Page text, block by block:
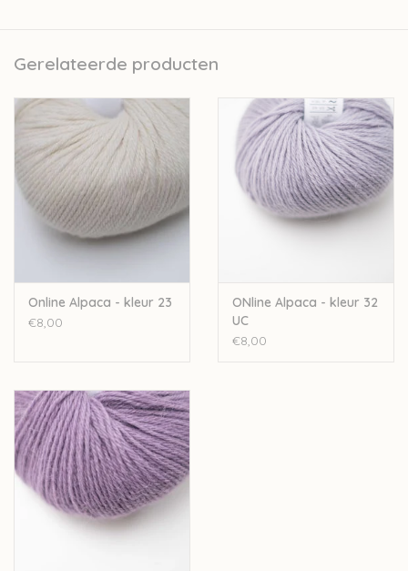
Handwas
Let op: de kleur op beeld kan afwijken van de werkelijke kleur.
Gerelateerde producten
Online Alpaca - kleur 23
€8,00
ONline Alpaca - kleur 32
UC
€8,00